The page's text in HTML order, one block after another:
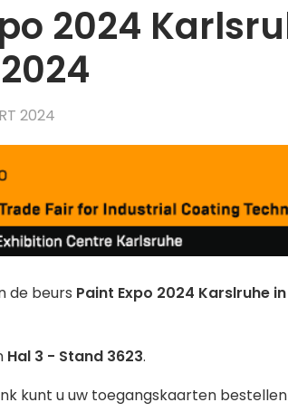
2024
2024
de beurs Paint Expo 2024 Karslruhe
Hal 3 - Stand 3623.
kunt u uw toegangskaarten